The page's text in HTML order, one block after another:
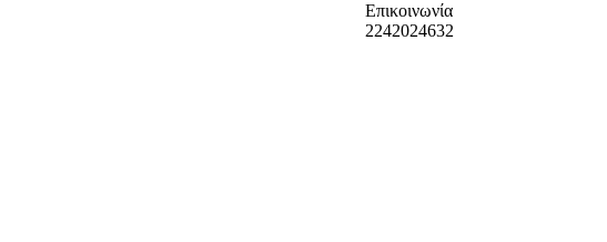
Επικοινωνία
2242024632